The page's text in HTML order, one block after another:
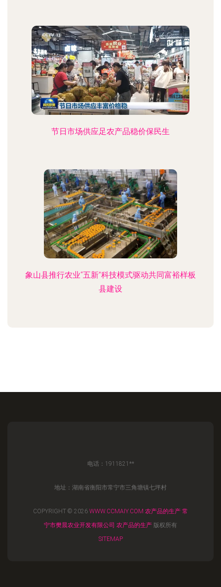
节日市场供应足农产品稳价保民生
象山县推行农业“五新”科技模式驱动共同富裕样板
县建设
电话：1911821**
地址：湖南省衡阳市常宁市三角塘镇七坪村
COPYRIGHT © 2026 WWW.CCMAIY.COM 农产品的生产 常
宁市樊晨农业开发有限公司 农产品的生产 版权所有
SITEMAP